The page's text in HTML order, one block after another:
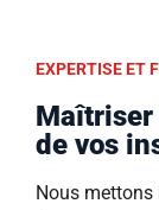
EXPERTISE ET
Maîtriser
de vos
Nous mettons